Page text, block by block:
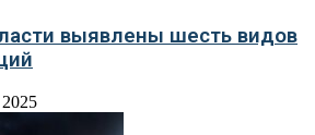
выявлены шесть видов